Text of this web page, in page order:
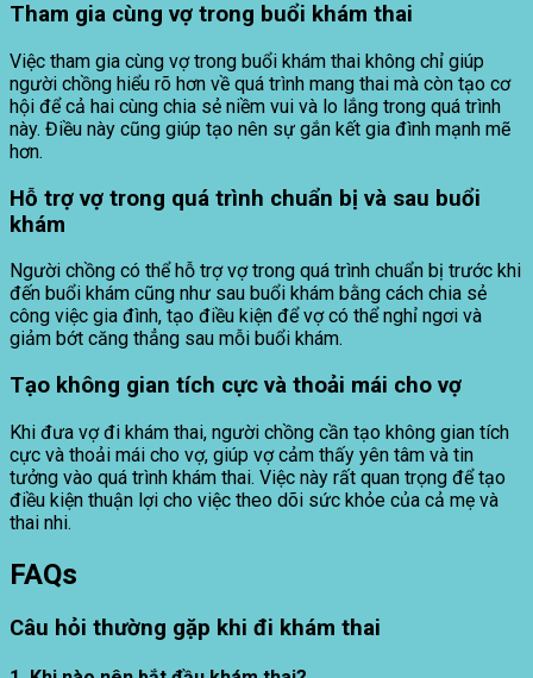
Tham gia cùng vợ trong buổi khám thai
Việc tham gia cùng vợ trong buổi khám thai không chỉ giúp
người chồng hiểu rõ hơn về quá trình mang thai mà còn tạo cơ
hội để cả hai cùng chia sẻ niềm vui và lo lắng trong quá trình
này. Điều này cũng giúp tạo nên sự gắn kết gia đình mạnh mẽ
hơn.
Hỗ trợ vợ trong quá trình chuẩn bị và sau buổi
khám
Người chồng có thể hỗ trợ vợ trong quá trình chuẩn bị trước khi
đến buổi khám cũng như sau buổi khám bằng cách chia sẻ
công việc gia đình, tạo điều kiện để vợ có thể nghỉ ngơi và
giảm bớt căng thẳng sau mỗi buổi khám.
Tạo không gian tích cực và thoải mái cho vợ
Khi đưa vợ đi khám thai, người chồng cần tạo không gian tích
cực và thoải mái cho vợ, giúp vợ cảm thấy yên tâm và tin
tưởng vào quá trình khám thai. Việc này rất quan trọng để tạo
điều kiện thuận lợi cho việc theo dõi sức khỏe của cả mẹ và
thai nhi.
FAQs
Câu hỏi thường gặp khi đi khám thai